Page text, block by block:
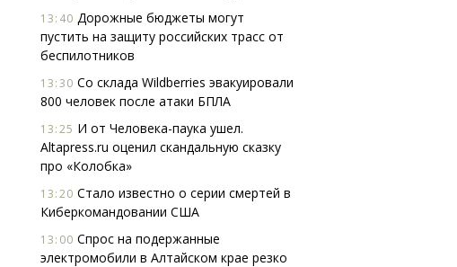
13:40 Дорожные бюджеты могут
пустить на защиту российских трасс от
беспилотников
13:30 Со склада Wildberries эвакуировали
800 человек после атаки БПЛА
13:25 И от Человека-паука ушел.
Altapress.ru оценил скандальную сказку
про «Колобка»
13:20 Стало известно о серии смертей в
Киберкомандовании США
13:00 Спрос на подержанные
электромобили в Алтайском крае резко